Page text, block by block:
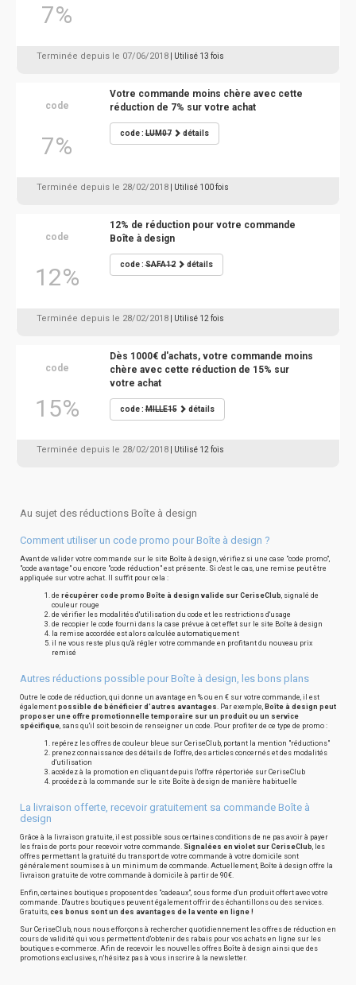
7%
Terminée depuis le 07/06/2018 | Utilisé 13 fois
code
7%
Votre commande moins chère avec cette
réduction de 7% sur votre achat
code :LUM07 détails
Terminée depuis le 28/02/2018 | Utilisé 100 fois
code
12%
12% de réduction pour votre commande
Boîte à design
code :SAFA12 détails
Terminée depuis le 28/02/2018 | Utilisé 12 fois
code
15%
Dès 1000€ d'achats, votre commande moins
chère avec cette réduction de 15% sur
votre achat
code :MILLE15 détails
Terminée depuis le 28/02/2018 | Utilisé 12 fois
Au sujet des réductions Boîte à design
Comment utiliser un code promo pour Boîte à design ?
Avant de valider votre commande sur le site Boîte à design, vérifiez si une case "code promo",
"code avantage" ou encore "code réduction" est présente. Si c'est le cas, une remise peut être
appliquée sur votre achat. Il suffit pour cela :
de récupérer code promo Boîte à design valide sur CeriseClub, signalé de
couleur rouge
de vérifier les modalités d'utilisation du code et les restrictions d'usage
de recopier le code fourni dans la case prévue à cet effet sur le site Boîte à design
la remise accordée est alors calculée automatiquement
il ne vous reste plus qu'à régler votre commande en profitant du nouveau prix
remisé
Autres réductions possible pour Boîte à design, les bons plans
Outre le code de réduction, qui donne un avantage en % ou en € sur votre commande, il est
également possible de bénéficier d'autres avantages. Par exemple, Boîte à design peut
proposer une offre promotionnelle temporaire sur un produit ou un service
spécifique, sans qu'il soit besoin de renseigner un code. Pour profiter de ce type de promo :
repérez les offres de couleur bleue sur CeriseClub, portant la mention "réductions"
prenez connaissance des détails de l'offre, des articles concernés et des modalités
d'utilisation
accédez à la promotion en cliquant depuis l'offre répertoriée sur CeriseClub
procédez à la commande sur le site Boîte à design de manière habituelle
La livraison offerte, recevoir gratuitement sa commande Boîte à
design
Grâce à la livraison gratuite, il est possible sous certaines conditions de ne pas avoir à payer
les frais de ports pour recevoir votre commande. Signalées en violet sur CeriseClub, les
offres permettant la gratuité du transport de votre commande à votre domicile sont
généralement soumises à un minimum de commande. Actuellement, Boîte à design offre la
livraison gratuite de votre commande à domicile à partir de 90€.
Enfin, certaines boutiques proposent des "cadeaux", sous forme d'un produit offert avec votre
commande. D'autres boutiques peuvent également offrir des échantillons ou des services.
Gratuits, ces bonus sont un des avantages de la vente en ligne !
Sur CeriseClub, nous nous efforçons à rechercher quotidiennement les offres de réduction en
cours de validité qui vous permettent d'obtenir des rabais pour vos achats en ligne sur les
boutiques e-commerce. Afin de recevoir les nouvelles offres Boîte à design ainsi que des
promotions exclusives, n'hésitez pas à vous inscrire à la newsletter.